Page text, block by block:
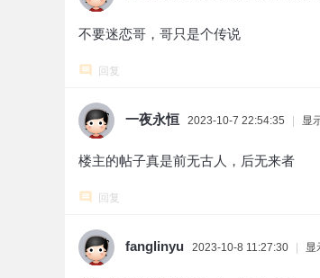
不要迷恋哥，哥只是个传说
回复
一夜永恒 2023-10-7 22:54:35 显
楼主的帖子真是前无古人，后无来者
回复
fanglinyu 2023-10-8 11:27:30 显